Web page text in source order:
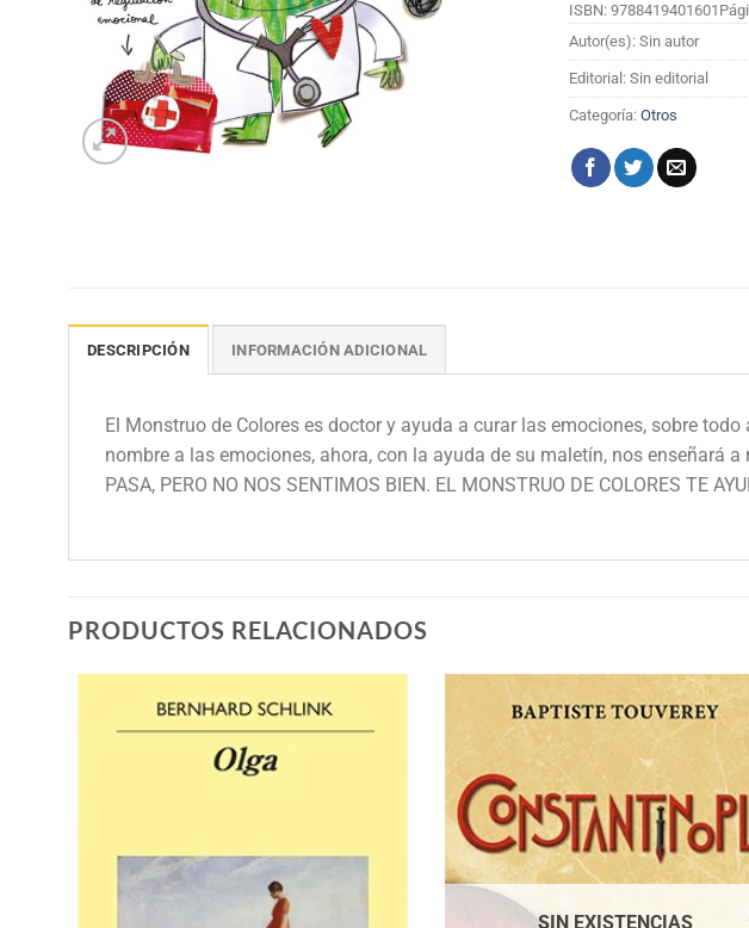
ISBN: 9788419401601
Autor(es): Sin autor
Editorial: Sin editorial
Categoría: Otros
DESCRIPCIÓN INFORMACIÓN ADICIONAL
El Monstruo de Colores es doctor y ayuda a curar las emociones, sobre
nombre a las emociones, ahora, con la ayuda de su maletín, nos enseñará
PASA, PERO NO NOS SENTIMOS BIEN. EL MONSTRUO DE COLORES TE
PRODUCTOS RELACIONADOS
SIN EXISTENCIAS